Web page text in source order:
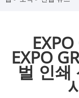
EXPO
벌 인쇄